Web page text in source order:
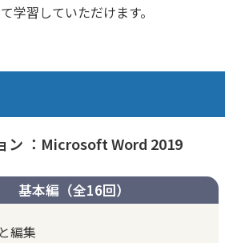
学習していただけます。
ン ：Microsoft Word 2019
基本編（全16回）
編集